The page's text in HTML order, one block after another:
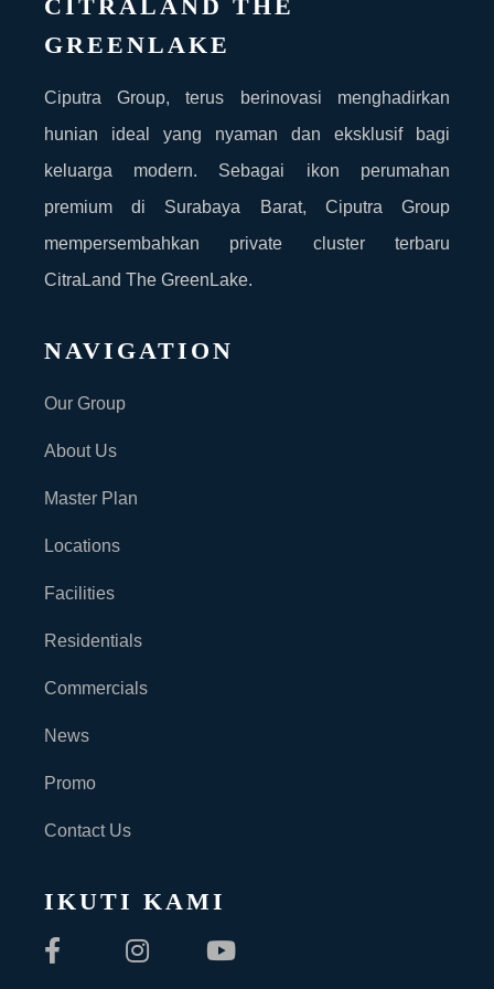
CITRALAND THE
GREENLAKE
Ciputra Group, terus berinovasi menghadirkan
hunian ideal yang nyaman dan eksklusif bagi
keluarga modern. Sebagai ikon perumahan
premium di Surabaya Barat, Ciputra Group
mempersembahkan private cluster terbaru
CitraLand The GreenLake.
NAVIGATION
Our Group
About Us
Master Plan
Locations
Facilities
Residentials
Commercials
News
Promo
Contact Us
IKUTI KAMI